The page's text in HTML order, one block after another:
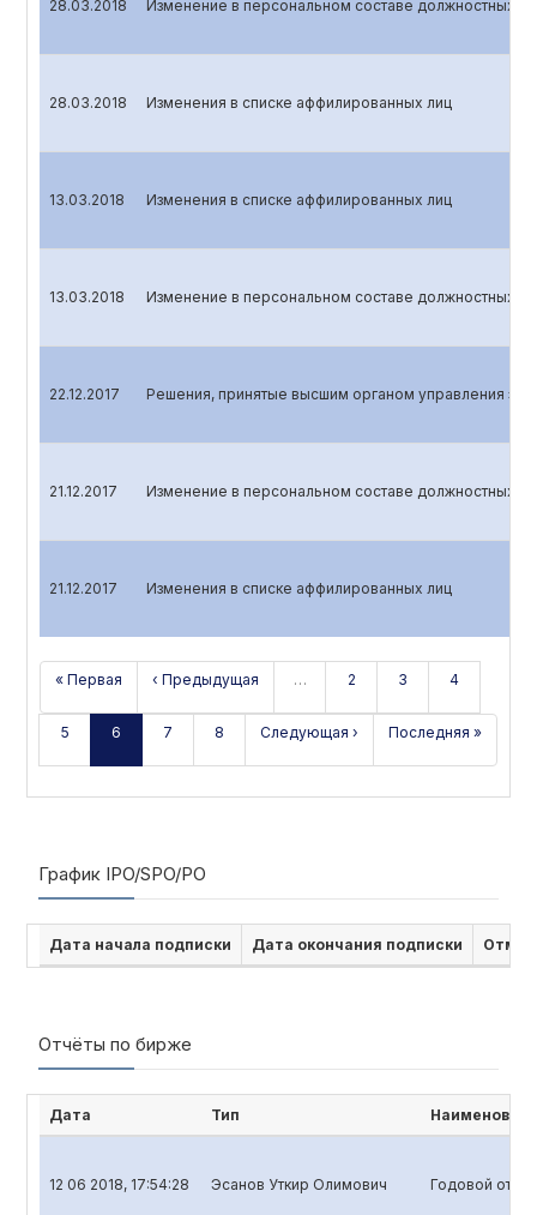
28.03.2018 Изменение в персональном составе должностных
28.03.2018 Изменения в списке аффилированных лиц
13.03.2018 Изменения в списке аффилированных лиц
13.03.2018 Изменение в персональном составе должностных
22.12.2017 Решения, принятые высшим органом управления
21.12.2017 Изменение в персональном составе должностных
21.12.2017 Изменения в списке аффилированных лиц
« Первая ‹ Предыдущая … 2 3 4
5 6 7 8 Следующая › Последняя »
График IPO/SPO/PO
Дата начала подписки Дата окончания подписки
Отчёты по бирже
Дата Тип
12 06 2018, 17:54:28 Эсанов Уткир Олимович Годовой